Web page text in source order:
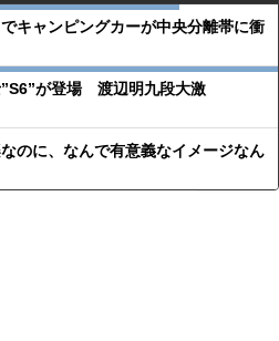
キャンピングカーが中央分離帯に衝
が登場 渡辺明九段大激
のに、なんで有意義なイメージなん